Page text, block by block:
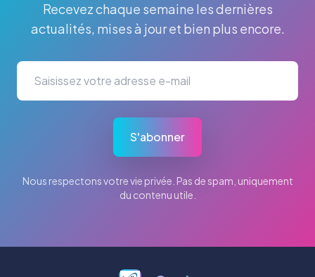
Recevez chaque semaine les dernières
actualités, mises à jour et bien plus encore.
S'abonner
Nous respectons votre vie privée. Pas de spam, uniquement
du contenu utile.